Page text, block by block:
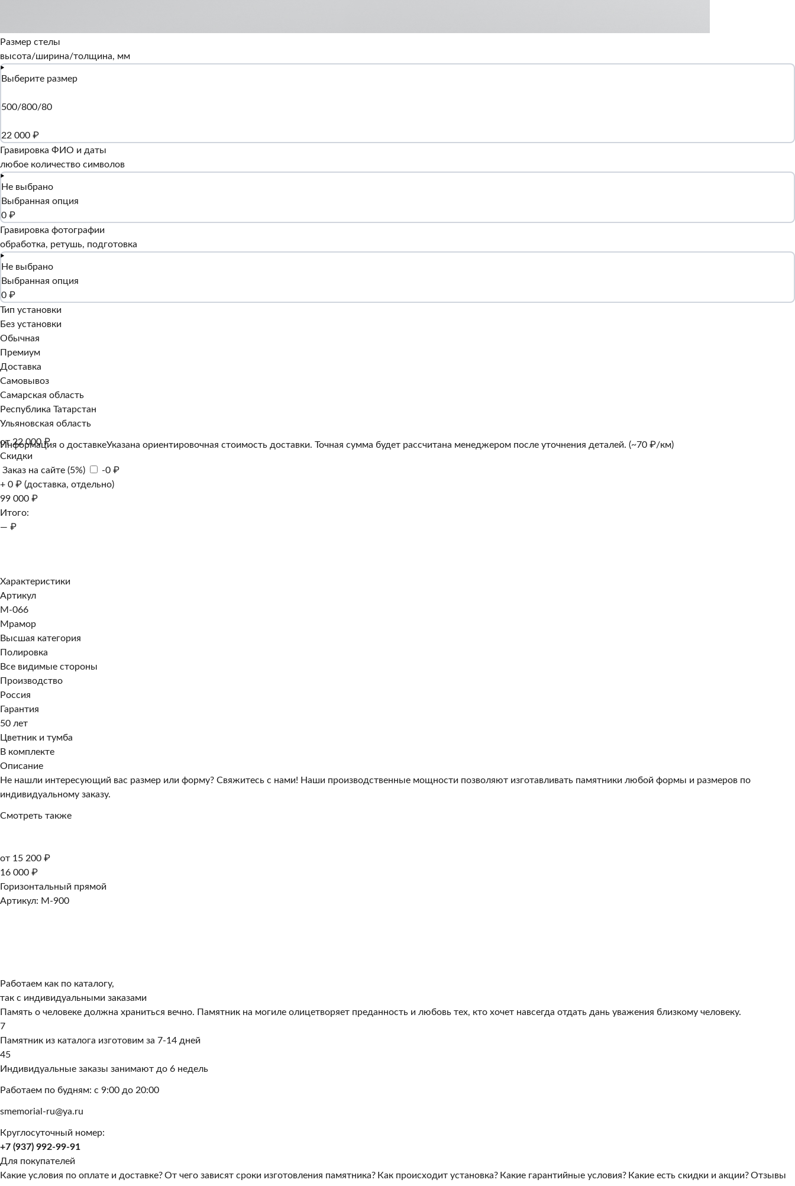
Размер стелы
высота/ширина/толщина, мм
Выберите размер
500/800/80
22 000 ₽
Гравировка ФИО и даты
любое количество символов
Не выбрано
Выбранная опция
0 ₽
Гравировка фотографии
обработка, ретушь, подготовка
Не выбрано
Выбранная опция
0 ₽
Тип установки
Без установки
Обычная
Премиум
Доставка
Самовывоз
Самарская область
Республика Татарстан
Ульяновская область
Информация о доставкеУказана ориентировочная стоимость доставки. Точная сумма будет рассчитана менеджером после уточнения деталей. (~70 ₽/км)
от 22 000 ₽
Скидки
Заказ на сайте (5%)
-0 ₽
+ 0 ₽ (доставка, отдельно)
99 000 ₽
Итого:
— ₽
Характеристики
Артикул
M-066
Мрамор
Высшая категория
Полировка
Все видимые стороны
Производство
Россия
Гарантия
50 лет
Цветник и тумба
В комплекте
Описание
Не нашли интересующий вас размер или форму? Свяжитесь с нами! Наши производственные мощности позволяют изготавливать памятники любой формы и размеров по
индивидуальному заказу.
Смотреть также
от 15 200 ₽
16 000 ₽
Горизонтальный прямой
Артикул: M-900
Работаем как по каталогу,
так с индивидуальными заказами
Память о человеке должна храниться вечно. Памятник на могиле олицетворяет преданность и любовь тех, кто хочет навсегда отдать дань уважения близкому человеку.
7
Памятник из каталога изготовим за 7-14 дней
45
Индивидуальные заказы занимают до 6 недель
Работаем по будням: с 9:00 до 20:00
smemorial-ru@ya.ru
Круглосуточный номер:
+7 (937) 992-99-91
Для покупателей
Какие условия по оплате и доставке?От чего зависят сроки изготовления памятника? Как происходит установка? Какие гарантийные условия? Какие есть скидки и акции?Отзывы